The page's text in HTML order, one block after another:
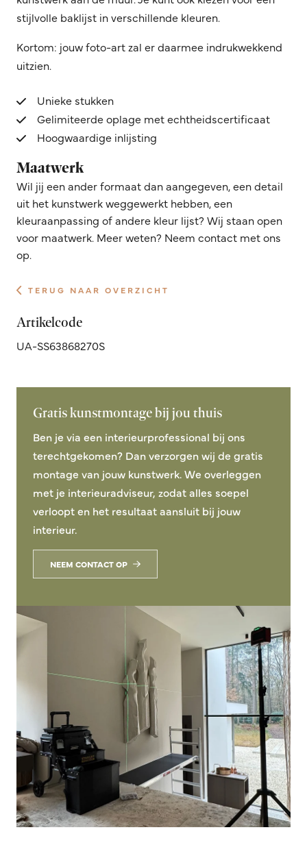
stijlvolle baklijst in verschillende kleuren.
Kortom: jouw foto-art zal er daarmee indrukwekkend
uitzien.
Unieke stukken
Gelimiteerde oplage met echtheidscertificaat
Hoogwaardige inlijsting
Maatwerk
Wil jij een ander formaat dan aangegeven, een detail
uit het kunstwerk weggewerkt hebben, een
kleuraanpassing of andere kleur lijst? Wij staan open
voor maatwerk. Meer weten? Neem contact met ons
op.
TERUG NAAR OVERZICHT
Artikelcode
UA-SS63868270S
Gratis kunstmontage bij jou thuis
Ben je via een interieurprofessional bij ons
terechtgekomen? Dan verzorgen wij de gratis
montage van jouw kunstwerk. We overleggen
met je interieuradviseur, zodat alles soepel
verloopt en het resultaat aansluit bij jouw
interieur.
NEEM CONTACT OP